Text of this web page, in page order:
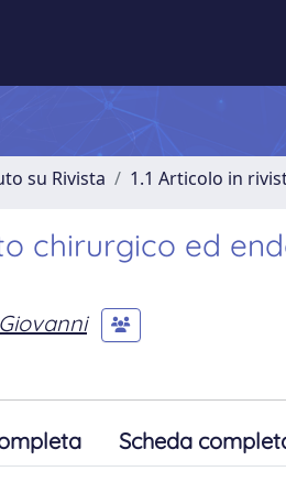
su Rivista 1.1 Articolo in
chirurgico ed
Scheda